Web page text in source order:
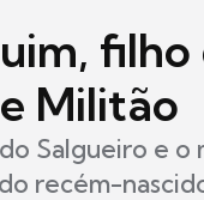
Militão
Salgueiro e
recém-